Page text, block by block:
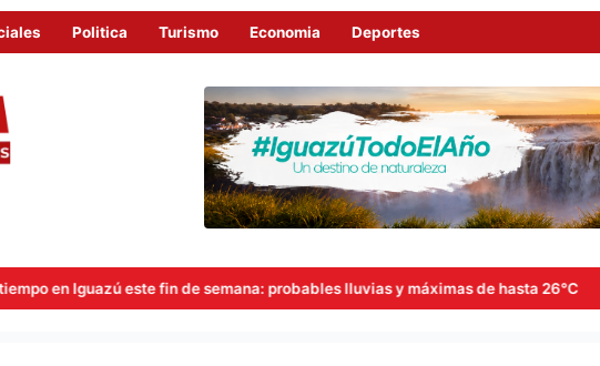
Politica Turismo Economia Deportes
fin de semana: probables lluvias y máximas de hasta 26°C Goerling,